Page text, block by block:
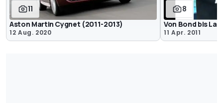
11
Aston Martin Cygnet (2011-2013)
12 Aug. 2020
8
Von Bond bis
11 Apr. 2011